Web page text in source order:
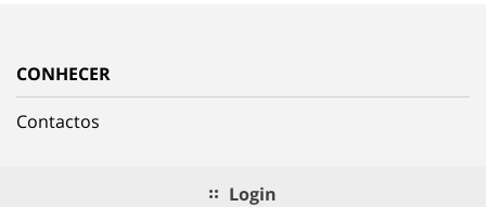
CONHECER
Contactos
Login